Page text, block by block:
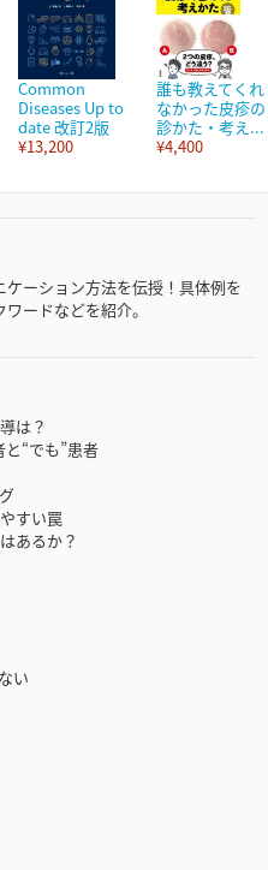
Common
Diseases Up to
date 改訂2版
¥13,200
誰も教えてくれ
なかった皮疹の
診かた・考え...
¥4,400
ーション方法を伝授！具体例を
ードなどを紹介。
は？
“でも”患者
すい罠
あるか？
い